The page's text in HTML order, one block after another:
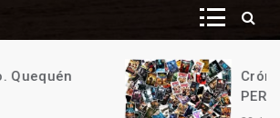
Crónicas en domingo. ¡Y ES TAN,